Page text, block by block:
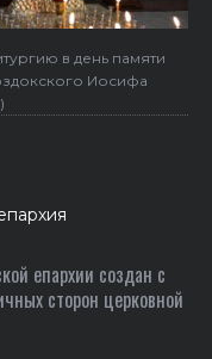
в день памяти
Иосифа
епархии создан c
сторон церковной